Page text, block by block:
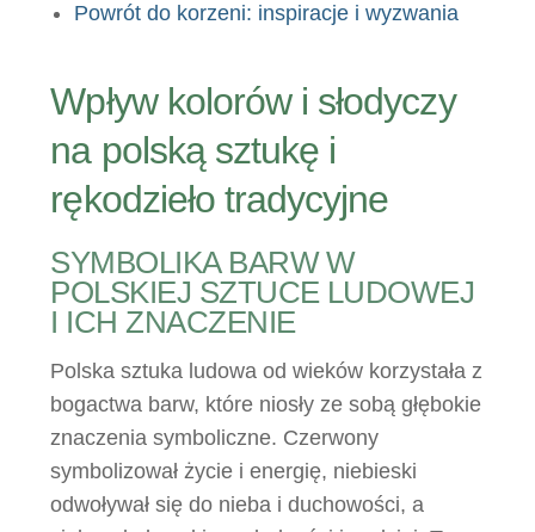
Powrót do korzeni: inspiracje i wyzwania
Wpływ kolorów i słodyczy
na polską sztukę i
rękodzieło tradycyjne
SYMBOLIKA BARW W
POLSKIEJ SZTUCE LUDOWEJ
I ICH ZNACZENIE
Polska sztuka ludowa od wieków korzystała z
bogactwa barw, które niosły ze sobą głębokie
znaczenia symboliczne. Czerwony
symbolizował życie i energię, niebieski
odwoływał się do nieba i duchowości, a